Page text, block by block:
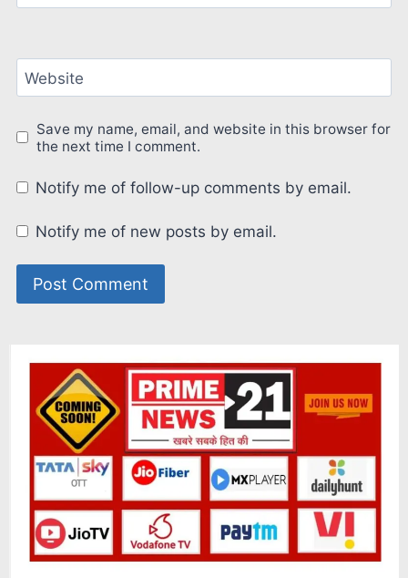
Website
Save my name, email, and website in this browser for
the next time I comment.
Notify me of follow-up comments by email.
Notify me of new posts by email.